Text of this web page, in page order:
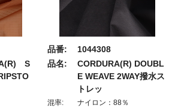
S
品番:
1044308
品名:
CORDURA(R) DOUBL
E WEAVE 2WAY撥水ス
トレッ
混率:
ナイロン：88％